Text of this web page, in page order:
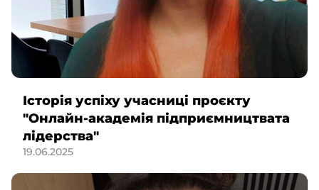
Історія успіху учасниці проєкту
"Онлайн-академія підприємництвата
лідерства"
19.06.2025